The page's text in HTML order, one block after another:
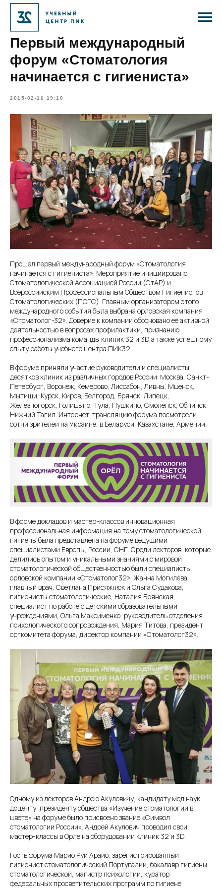
Первый международный
форум «Стоматология
начинается с гигиениста»
2015-02-16 19:10
Прошёл первый международный форум «Стоматология
начинается с гигиениста». Мероприятие инициировано
Стоматологической Ассоциацией России (СтАР) и
Всероссийским Профессиональным Обществом Гигиенистов
Стоматологических (ПОГС). Главным организатором этого
международного события была выбрана орловская компания
«Стоматолог-32». Доверие к компании обосновано её активной
деятельностью в вопросах профилактики, признанию
профессионализма команды клиник 32 и 3D,а также успешному
опыту работы учебного центра ПИК32.
В форуме приняли участие руководители и специалисты
десятков клиник из различных городов России: Москва, Санкт-
Петербург, Воронеж, Кемерово, Лиссабон, Ливны, Мценск,
Мытищи, Курск, Киров, Белгород, Брянск, Липецк,
Железногорск, Голицыно, Тула, Пушкино, Смоленск, Обнинск,
Нижний Тагил. Интернет-трансляцию форума посмотрели
сотни зрителей на Украине, в Беларуси, Казахстане, Армении.
В форме докладов и мастер-классов инновационная
профессиональная информация на тему стоматологической
гигиены была представлена на форуме ведущими
специалистами Европы, России, СНГ. Среди лекторов, которые
делились опытом и уникальными знаниями с мировой
стоматологической общественностью были специалисты
орловской компании «Стоматолог32»: Жанна Могилёва,
главный врач, Светлана Присяжнюк и Ольга Судакова,
гигиенисты стоматологические, Наталия Брянская,
специалист по работе с детскими образовательными
учреждениями, Ольга Максименко, руководитель отделения
психологического сопровождения, Мария Титова, президент
оргкомитета форума, директор компании «Стоматолог32».
Одному из лекторов Андрею Акуловичу, кандидату мед.наук,
доценту, президенту общества «Изучение стоматологии в
цвете» на форуме было присвоено звание «Символ
стоматологии России». Андрей Акулович проводил свои
мастер-классы в Орле на оборудовании клиник 32 и 3D.
Гость форума Марио Руй Арайо, зарегистрированный
гигиенист стоматологический Португалии, бакалавр гигиены
стоматологической, магистр психологии, куратор
федеральных просветительских программ по гигиене